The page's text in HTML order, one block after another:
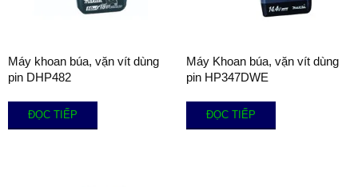
Máy khoan búa, vặn vít dùng
pin DHP482
ĐỌC TIẾP
Máy Khoan búa, vặn vít dùng
pin HP347DWE
ĐỌC TIẾP